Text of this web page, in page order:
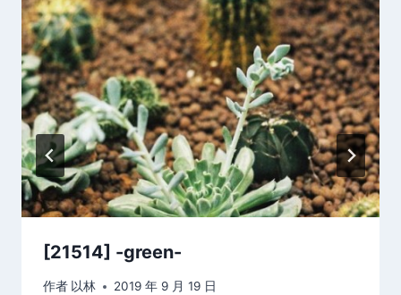
[21514] -green-
作者 以林 2019 年 9 月 19 日